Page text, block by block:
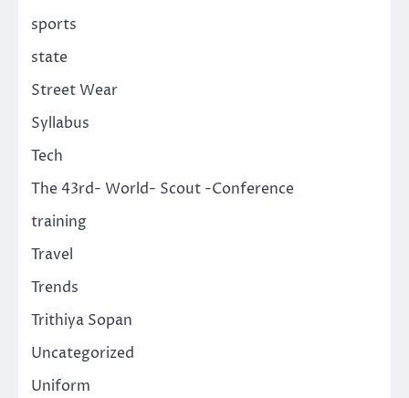
sports
state
Street Wear
Syllabus
Tech
The 43rd- World- Scout -Conference
training
Travel
Trends
Trithiya Sopan
Uncategorized
Uniform